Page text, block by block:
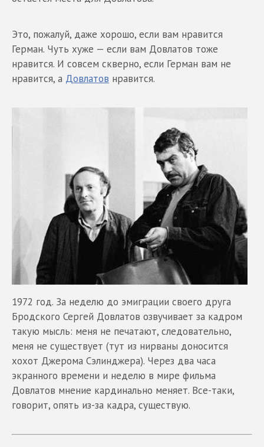
Это, пожалуй, даже хорошо, если вам нравится
Герман. Чуть хуже — если вам Довлатов тоже
нравится. И совсем скверно, если Герман вам не
нравится, а Довлатов нравится.
1972 год. За неделю до эмиграции своего друга
Бродского Сергей Довлатов озвучивает за кадром
такую мысль: меня не печатают, следовательно,
меня не существует (тут из нирваны доносится
хохот Джерома Сэлинджера). Через два часа
экранного времени и неделю в мире фильма
Довлатов мнение кардинально меняет. Все-таки,
говорит, опять из-за кадра, существую.